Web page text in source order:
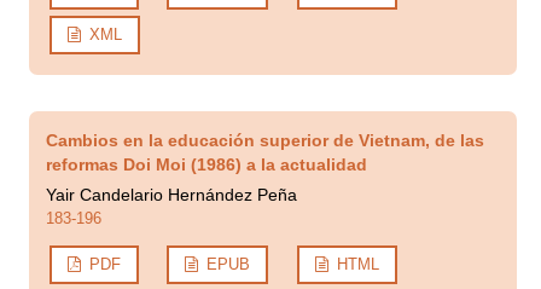
XML
Cambios en la educación superior de Vietnam, de las
reformas Doi Moi (1986) a la actualidad
Yair Candelario Hernández Peña
183-196
PDF EPUB HTML